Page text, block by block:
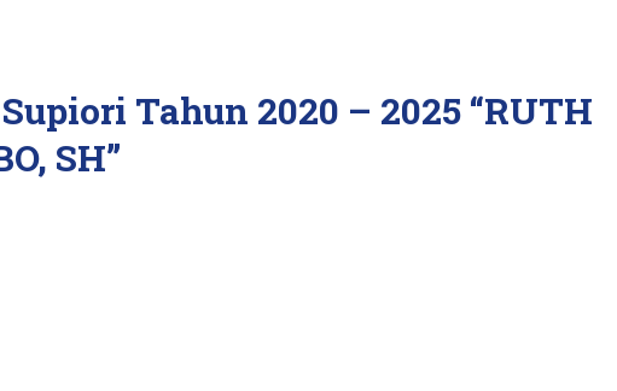
Tahun 2020 – 2025 “RUTH
SH”